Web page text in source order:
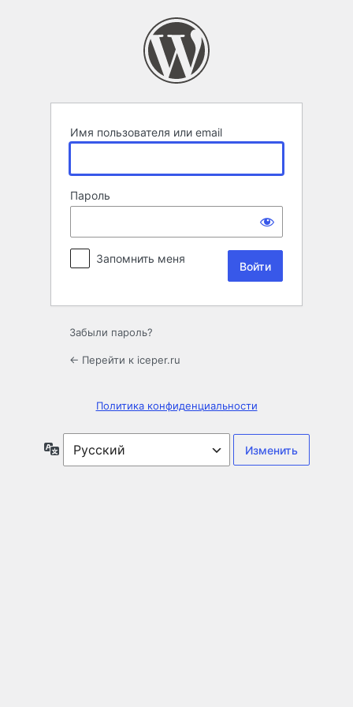
Имя пользователя или email
Пароль
Запомнить меня
Забыли пароль?
← Перейти к iceper.ru
Политика конфиденциальности
Язык